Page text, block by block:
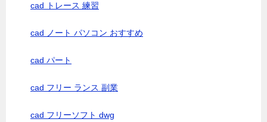
cad トレース 練習
cad ノート パソコン おすすめ
cad パート
cad フリー ランス 副業
cad フリーソフト dwg